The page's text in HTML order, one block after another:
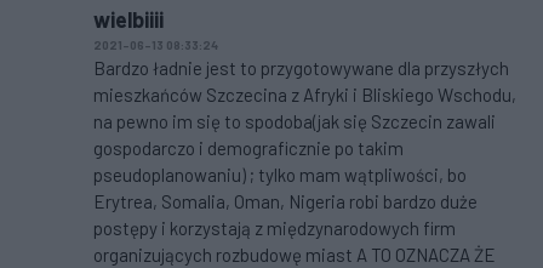
wielbiiii
2021-06-13 08:33:24
Bardzo ładnie jest to przygotowywane dla przyszłych
mieszkańców Szczecina z Afryki i Bliskiego Wschodu,
na pewno im się to spodoba(jak się Szczecin zawali
gospodarczo i demograficznie po takim
pseudoplanowaniu) ; tylko mam wątpliwości, bo
Erytrea, Somalia, Oman, Nigeria robi bardzo duże
postępy i korzystają z międzynarodowych firm
organizujących rozbudowę miast A TO OZNACZA ŻE